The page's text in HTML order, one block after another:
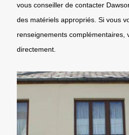
vous conseiller de contacter
des matériels appropriés. Si vous
renseignements complémentaires,
directement.